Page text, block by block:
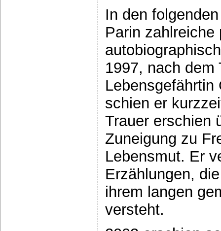
In den
Parin
1997, nach dem
Lebensgefährtin
schien er
Trauer erschien
Zuneigung zu
Lebensmut. Er
Erzählungen,
ihrem langen
versteht.